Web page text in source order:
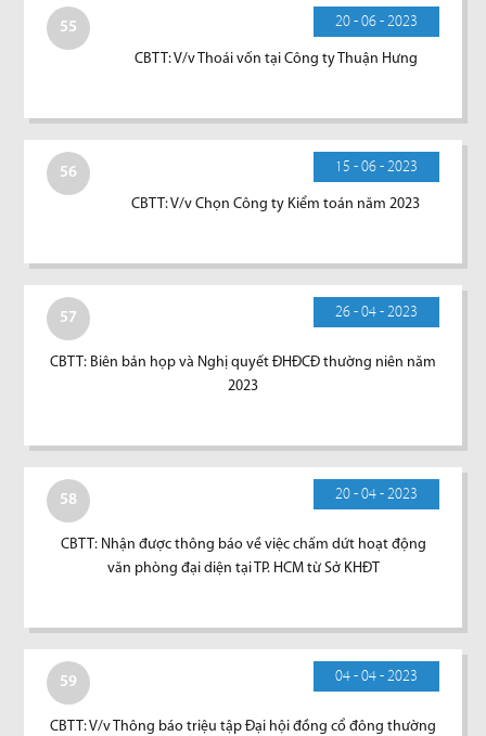
55 20 - 06 - 2023
CBTT: V/v Thoái vốn tại Công ty Thuận Hưng
56 15 - 06 - 2023
CBTT: V/v Chọn Công ty Kiểm toán năm 2023
57 26 - 04 - 2023
CBTT: Biên bản họp và Nghị quyết ĐHĐCĐ thường niên năm
2023
58 20 - 04 - 2023
CBTT: Nhận được thông báo về việc chấm dứt hoạt động
văn phòng đại diện tại TP. HCM từ Sở KHĐT
59 04 - 04 - 2023
CBTT: V/v Thông báo triệu tập Đại hội đồng cổ đông thường